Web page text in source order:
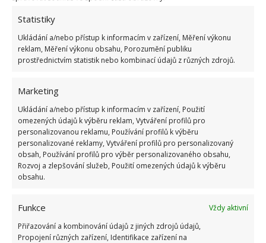
Statistiky
Ukládání a/nebo přístup k informacím v zařízení, Měření výkonu
reklam, Měření výkonu obsahu, Porozumění publiku
prostřednictvím statistik nebo kombinací údajů z různých zdrojů.
Marketing
Ukládání a/nebo přístup k informacím v zařízení, Použití
omezených údajů k výběru reklam, Vytváření profilů pro
personalizovanou reklamu, Používání profilů k výběru
personalizované reklamy, Vytváření profilů pro personalizovaný
obsah, Používání profilů pro výběr personalizovaného obsahu,
Rozvoj a zlepšování služeb, Použití omezených údajů k výběru
obsahu.
Funkce
Vždy aktivní
Přiřazování a kombinování údajů z jiných zdrojů údajů,
Propojení různých zařízení, Identifikace zařízení na
a brání jim tak v orientaci. Uvedené domácí metody
vypuzení mravenců ze zahrady jsou nejen účinné, ale
také bezpečné pro váš pozemek i okolní ekosystém.
Zkuste hašené vápno
Hašené vápno je výborným hnojivem pro zahradu.
Navíc funguje jako účinná dezinfekce. Avšak mohlo
by zapůsobit i jako dezinsekce.Hmyzu, jenž žije
hluboko v zemi, neublíží, ovšem mravenci, kteří
tvoří svá hnízda poměrně mělce pod povrchem,
raději včas zmizí. Na BydlímeÚtulně jsme také psali